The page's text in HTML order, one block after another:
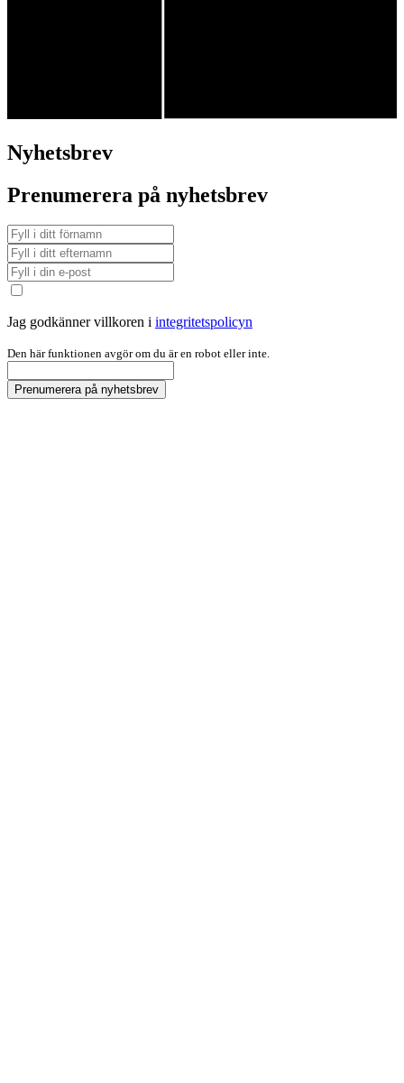
Nyhetsbrev
Prenumerera på nyhetsbrev
Jag godkänner villkoren i integritetspolicyn
Den här funktionen avgör om du är en robot eller inte.